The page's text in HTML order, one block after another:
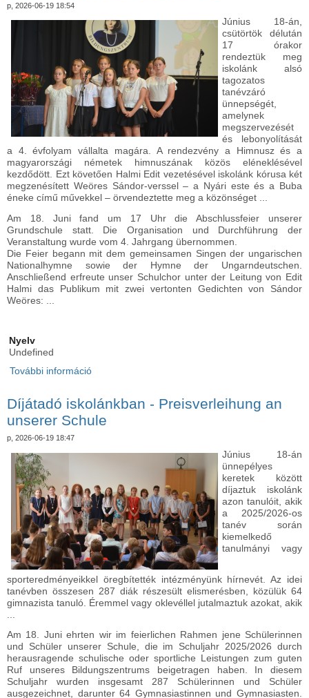
p, 2026-06-19 18:54
Június 18-án,
csütörtök délután
17 órakor
rendeztük meg
iskolánk alsó
tagozatos
tanévzáró
ünnepségét,
amelynek
megszervezését
és lebonyolítását
a 4. évfolyam vállalta magára. A rendezvény a Himnusz és a
magyarországi németek himnuszának közös eléneklésével
kezdődött. Ezt követően Halmi Edit vezetésével iskolánk kórusa két
megzenésített Weöres Sándor-verssel – a Nyári este és a Buba
éneke című művekkel – örvendeztette meg a közönséget ...
Am 18. Juni fand um 17 Uhr die Abschlussfeier unserer
Grundschule statt. Die Organisation und Durchführung der
Veranstaltung wurde vom 4. Jahrgang übernommen.
Die Feier begann mit dem gemeinsamen Singen der ungarischen
Nationalhymne sowie der Hymne der Ungarndeutschen.
Anschließend erfreute unser Schulchor unter der Leitung von Edit
Halmi das Publikum mit zwei vertonten Gedichten von Sándor
Weöres: ...
Nyelv
Undefined
További információ
Díjátadó iskolánkban - Preisverleihung an
unserer Schule
p, 2026-06-19 18:47
Június 18-án
ünnepélyes
keretek között
díjaztuk iskolánk
azon tanulóit, akik
a 2025/2026-os
tanév során
kiemelkedő
tanulmányi vagy
sporteredményeikkel öregbítették intézményünk hírnevét. Az idei
tanévben összesen 287 diák részesült elismerésben, közülük 64
gimnazista tanuló. Éremmel vagy oklevéllel jutalmaztuk azokat, akik
Am 18. Juni ehrten wir im feierlichen Rahmen jene Schülerinnen
und Schüler unserer Schule, die im Schuljahr 2025/2026 durch
herausragende schulische oder sportliche Leistungen zum guten
Ruf unseres Bildungszentrums beigetragen haben. In diesem
Schuljahr wurden insgesamt 287 Schülerinnen und Schüler
ausgezeichnet, darunter 64 Gymnasiastinnen und Gymnasiasten.